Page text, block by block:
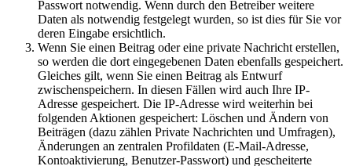
Passwort notwendig. Wenn durch den Betreiber weitere
Daten als notwendig festgelegt wurden, so ist dies für Sie vor
deren Eingabe ersichtlich.
Wenn Sie einen Beitrag oder eine private Nachricht erstellen,
so werden die dort eingegebenen Daten ebenfalls gespeichert.
Gleiches gilt, wenn Sie einen Beitrag als Entwurf
zwischenspeichern. In diesen Fällen wird auch Ihre IP-
Adresse gespeichert. Die IP-Adresse wird weiterhin bei
folgenden Aktionen gespeichert: Löschen und Ändern von
Beiträgen (dazu zählen Private Nachrichten und Umfragen),
Änderungen an zentralen Profildaten (E-Mail-Adresse,
Kontoaktivierung, Benutzer-Passwort) und gescheiterte